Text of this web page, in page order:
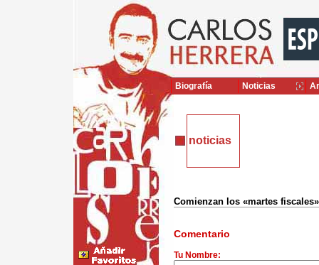
noticias
Comienzan los «martes fiscales»
Comentario
Tu Nombre:
Biografía Noticias